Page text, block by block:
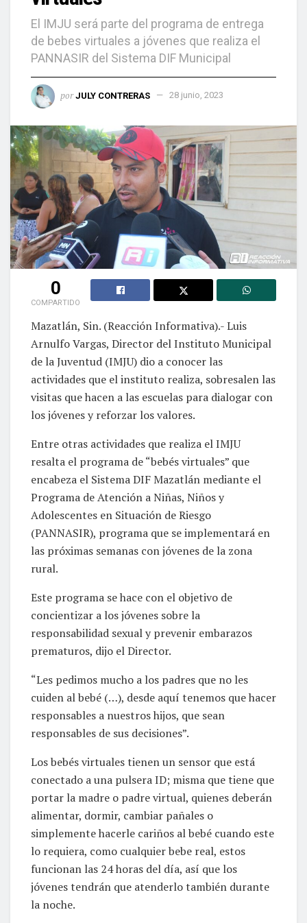
El IMJU será parte del programa de entrega
de bebes virtuales a jóvenes que realiza el
PANNASIR del Sistema DIF Municipal
por JULY CONTRERAS 28 junio, 2023
0
COMPARTIDO
Mazatlán, Sin. (Reacción Informativa).- Luis
Arnulfo Vargas, Director del Instituto Municipal
de la Juventud (IMJU) dio a conocer las
actividades que el instituto realiza, sobresalen las
visitas que hacen a las escuelas para dialogar con
los jóvenes y reforzar los valores.
Entre otras actividades que realiza el IMJU
resalta el programa de “bebés virtuales” que
encabeza el Sistema DIF Mazatlán mediante el
Programa de Atención a Niñas, Niños y
Adolescentes en Situación de Riesgo
(PANNASIR), programa que se implementará en
las próximas semanas con jóvenes de la zona
rural.
Este programa se hace con el objetivo de
concientizar a los jóvenes sobre la
responsabilidad sexual y prevenir embarazos
prematuros, dijo el Director.
“Les pedimos mucho a los padres que no les
cuiden al bebé (…), desde aquí tenemos que hacer
responsables a nuestros hijos, que sean
responsables de sus decisiones”.
Los bebés virtuales tienen un sensor que está
conectado a una pulsera ID; misma que tiene que
portar la madre o padre virtual, quienes deberán
alimentar, dormir, cambiar pañales o
simplemente hacerle cariños al bebé cuando este
lo requiera, como cualquier bebe real, estos
funcionan las 24 horas del día, así que los
jóvenes tendrán que atenderlo también durante
la noche.